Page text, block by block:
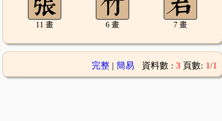
11 畫 6 畫 7 畫
完整| 簡易 資料數 : 3 頁數: 1/1